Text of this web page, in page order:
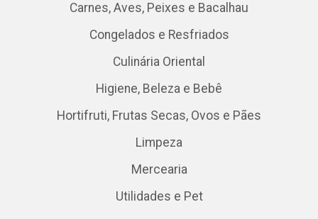
Carnes, Aves, Peixes e Bacalhau
Congelados e Resfriados
Culinária Oriental
Higiene, Beleza e Bebê
Hortifruti, Frutas Secas, Ovos e Pães
Limpeza
Mercearia
Utilidades e Pet